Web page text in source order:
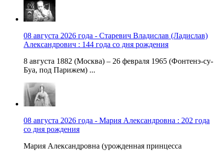
08 августа 2026 года - Старевич Владислав (Ладислав)
Александрович : 144 года со дня рождения
8 августа 1882 (Москва) – 26 февраля 1965 (Фонтенэ-су-
Буа, под Парижем) ...
08 августа 2026 года - Мария Александровна : 202 года
со дня рождения
Мария Александровна (урожденная принцесса